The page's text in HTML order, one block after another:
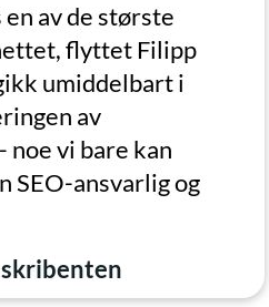
av de største
flyttet Filipp
umiddelbart i
av
noe vi bare kan
SEO-ansvarlig og
skribenten